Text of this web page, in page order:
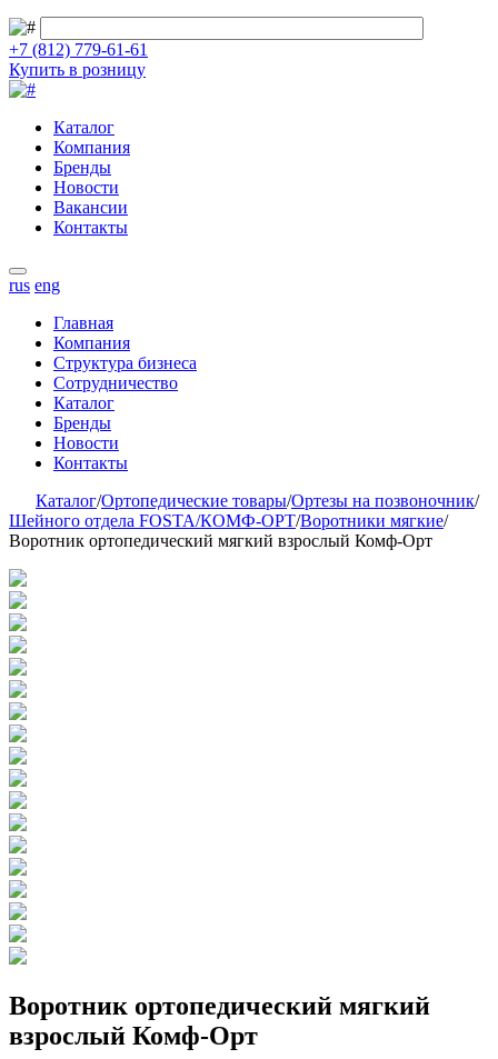
+7 (812) 779-61-61
Купить в розницу
Каталог
Компания
Бренды
Новости
Вакансии
Контакты
rus eng
Главная
Компания
Структура бизнеса
Сотрудничество
Каталог
Бренды
Новости
Контакты
Каталог/Ортопедические товары/Ортезы на позвоночник/
Шейного отдела FOSTA/КОМФ-ОРТ/Воротники мягкие/
Воротник ортопедический мягкий взрослый Комф-Орт
Воротник ортопедический мягкий
взрослый Комф-Орт